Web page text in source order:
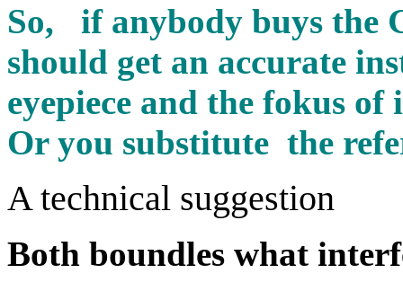
So, if anybody buys the
should get an accurate
eyepiece and the fokus of
Or you substitute the
A technical suggestion
Both boundles what